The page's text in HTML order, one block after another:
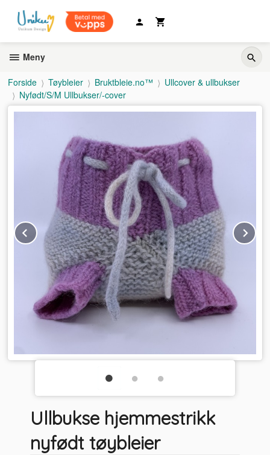
innholdet
Meny
Forside Tøybleier Bruktbleie.no™
Ullcover & ullbukser
Nyfødt/S/M Ullbukser/-cover
Prev
Ullbukse hjemmestrikk
nyfødt tøybleier